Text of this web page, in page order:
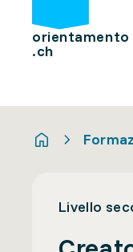
orientamento
.ch
Livello